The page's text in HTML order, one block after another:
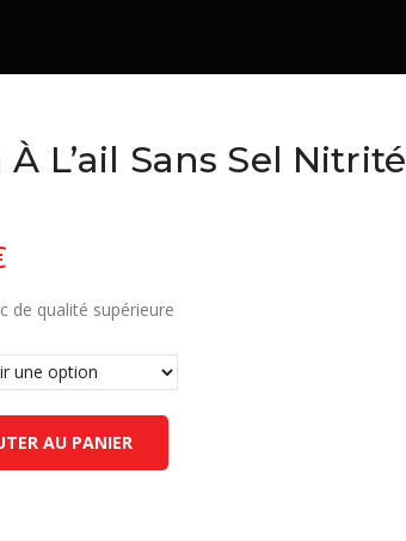
L’ail Sans Sel Nitrité
de qualité supérieure
AU PANIER